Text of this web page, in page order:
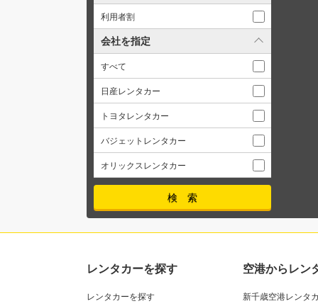
利用者割
会社を指定
すべて
日産レンタカー
トヨタレンタカー
バジェットレンタカー
オリックスレンタカー
レンタカーを探す
レンタカーを探す
空港からレン
新千歳空港レンタ